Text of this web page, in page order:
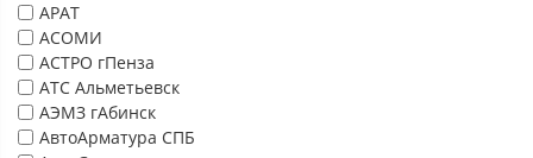
АРАТ
АСОМИ
АСТРО гПенза
АТС Альметьевск
АЭМЗ гАбинск
АвтоАрматура СПБ